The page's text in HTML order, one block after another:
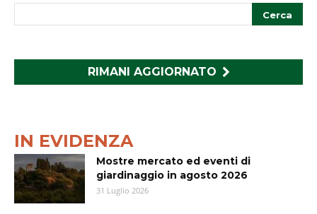
RIMANI AGGIORNATO
IN EVIDENZA
Mostre mercato ed eventi di
giardinaggio in agosto 2026
31 Luglio 2026